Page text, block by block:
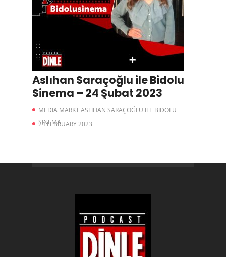
Aslıhan Saraçoğlu ile Bidolu
Sinema – 24 Şubat 2023
MEDIA MARKT ASLIHAN SARAÇOĞLU ILE BIDOLU
SINEMA
24 FEBRUARY 2023